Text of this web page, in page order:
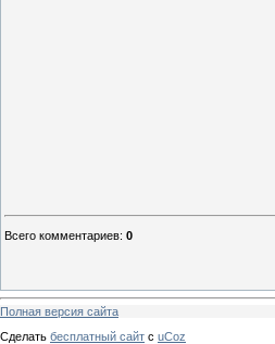
Всего комментариев: 0
Полная версия сайта
Сделать бесплатный сайт с uCoz